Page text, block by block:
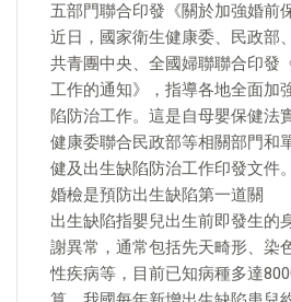
五部門聯合印發《關於加強婚前
近日，國家衛生健康委、民政部
共青團中央、全國婦聯聯合印發
工作的通知》，指導各地全面加
陷防治工作。這是自母嬰保健法
健康委聯合民政部等相關部門和
健及出生缺陷防治工作印發文件。
婚檢是預防出生缺陷第一道關
出生缺陷指嬰兒出生前即發生的
謝異常，通常包括先天畸形、染
性疾病等，目前已知病種多達